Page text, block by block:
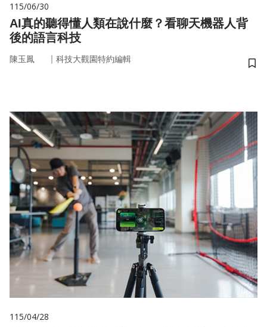
115/06/30
AI真的聽得懂人類在說什麼？看聊天機器人背
後的語言科技
陳玉鳳 ｜ 科技大觀園特約編輯
儲
115/04/28